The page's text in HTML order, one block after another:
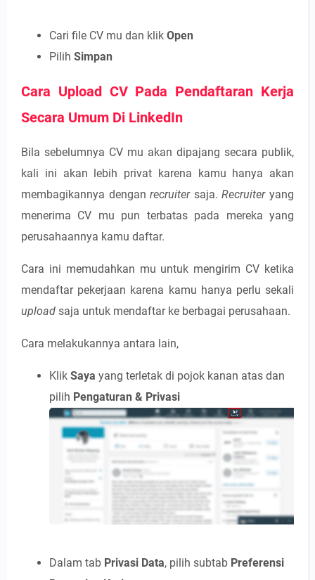
Cari file CV mu dan klik Open
Pilih Simpan
Cara Upload CV Pada Pendaftaran Kerja
Secara Umum Di LinkedIn
Bila sebelumnya CV mu akan dipajang secara publik,
kali ini akan lebih privat karena kamu hanya akan
membagikannya denganrecruiter saja.Recruiteryang
menerima CV mu pun terbatas pada mereka yang
perusahaannya kamu daftar.
Cara ini memudahkan mu untuk mengirim CV ketika
mendaftar pekerjaan karena kamu hanya perlu sekali
upload saja untuk mendaftar ke berbagai perusahaan.
Cara melakukannya antara lain,
Klik Saya yang terletak di pojok kanan atas dan
pilih Pengaturan & Privasi
Dalam tab Privasi Data, pilih subtab Preferensi